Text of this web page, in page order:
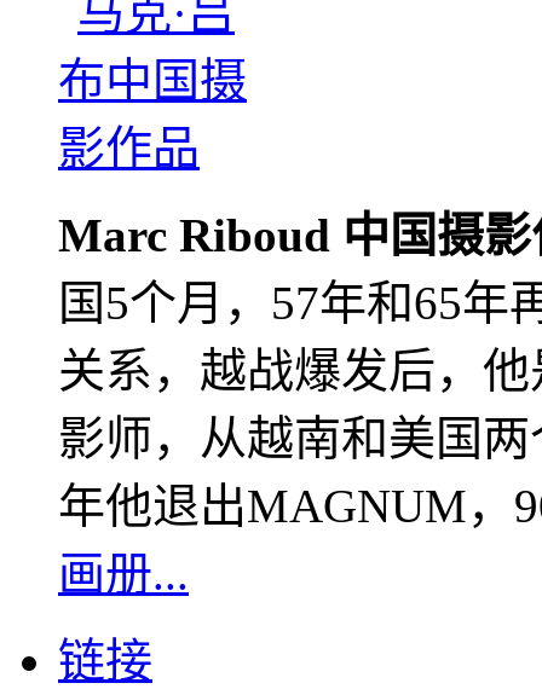
Marc Riboud 中国摄
国5个月，57年和65年
关系，越战爆发后，
影师，从越南和美国
年他退出MAGNUM，
画册...
链接